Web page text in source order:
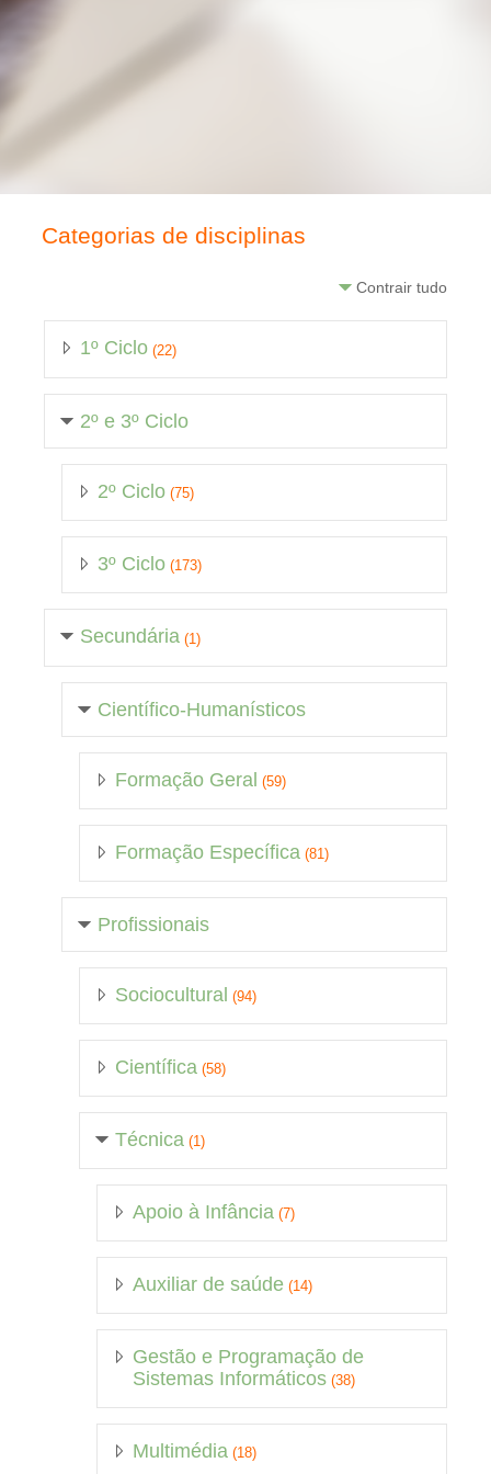
Categorias de disciplinas
Contrair tudo
1º Ciclo (22)
2º e 3º Ciclo
2º Ciclo (75)
3º Ciclo (173)
Secundária (1)
Científico-Humanísticos
Formação Geral (59)
Formação Específica (81)
Profissionais
Sociocultural (94)
Científica (58)
Técnica (1)
Apoio à Infância (7)
Auxiliar de saúde (14)
Gestão e Programação de
Sistemas Informáticos (38)
Multimédia (18)